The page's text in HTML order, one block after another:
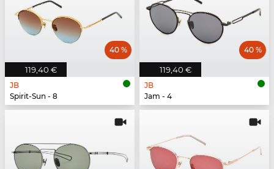
119,40 €
40 %
JB
Spirit-Sun - 8
119,40 €
40 %
JB
Jam - 4